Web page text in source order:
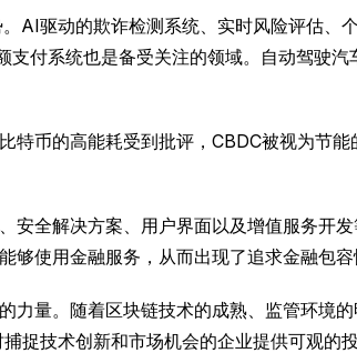
AI驱动的欺诈检测系统、实时风险评估、
付系统也是备受关注的领域。自动驾驶
特币的高能耗受到批评，CBDC被视为节
安全解决方案、用户界面以及增值服务开
使用金融服务，从而出现了追求金融包
量。随着区块链技术的成熟、监管环境
捉技术创新和市场机会的企业提供可观